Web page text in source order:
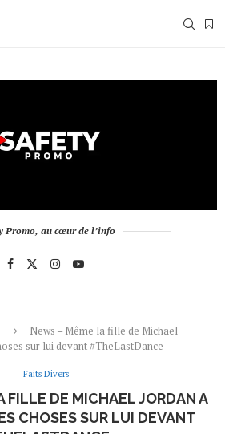
Promo, au cœur de l’info
News – Même la fille de Michael
sur lui devant #TheLastDance
Faits Divers
FILLE DE MICHAEL JORDAN A
CHOSES SUR LUI DEVANT